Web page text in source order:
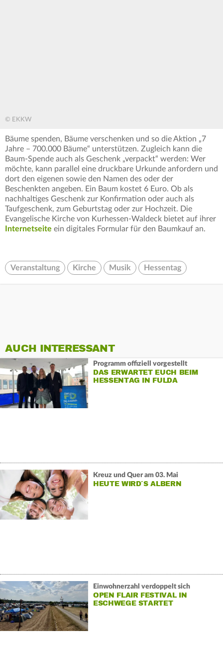
© EKKW
Bäume spenden, Bäume verschenken und so die Aktion „7
Jahre – 700.000 Bäume“ unterstützen. Zugleich kann die
Baum-Spende auch als Geschenk „verpackt“ werden: Wer
möchte, kann parallel eine druckbare Urkunde anfordern und
dort den eigenen sowie den Namen des oder der
Beschenkten angeben. Ein Baum kostet 6 Euro. Ob als
nachhaltiges Geschenk zur Konfirmation oder auch als
Taufgeschenk, zum Geburtstag oder zur Hochzeit. Die
Evangelische Kirche von Kurhessen-Waldeck bietet auf ihrer
Internetseite ein digitales Formular für den Baumkauf an.
Veranstaltung Kirche Musik Hessentag
AUCH INTERESSANT
Programm offiziell vorgestellt
DAS ERWARTET EUCH BEIM
HESSENTAG IN FULDA
Kreuz und Quer am 03. Mai
HEUTE WIRD´S ALBERN
Einwohnerzahl verdoppelt sich
OPEN FLAIR FESTIVAL IN
ESCHWEGE STARTET